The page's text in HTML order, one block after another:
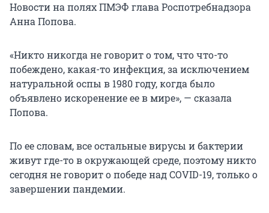
Новости на полях ПМЭФ глава Роспотребнадзора
Анна Попова.
«Никто никогда не говорит о том, что что-то
побеждено, какая-то инфекция, за исключением
натуральной оспы в 1980 году, когда было
объявлено искоренение ее в мире», — сказала
Попова.
По ее словам, все остальные вирусы и бактерии
живут где-то в окружающей среде, поэтому никто
сегодня не говорит о победе над COVID-19, только о
завершении пандемии.